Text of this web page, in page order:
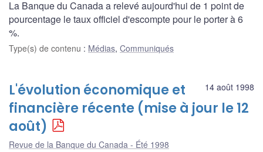
La Banque du Canada a relevé aujourd'hui de 1 point de
pourcentage le taux officiel d'escompte pour le porter à 6
%.
Type(s) de contenu : Médias, Communiqués
14 août 1998
L'évolution économique et
financière récente (mise à jour le 12
août)
Revue de la Banque du Canada - Été 1998